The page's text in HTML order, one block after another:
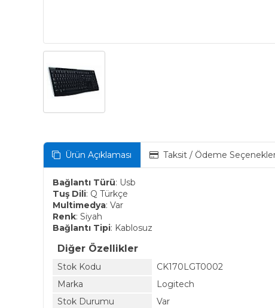
Ürün Açıklaması Taksit / Ödeme
Bağlantı Türü: Usb
Tuş Dili: Q Türkçe
Multimedya: Var
Renk: Siyah
Bağlantı Tipi: Kablosuz
Diğer Özellikler
Stok Kodu
CK170LGT0002
Marka
Logitech
Stok Durumu
Var